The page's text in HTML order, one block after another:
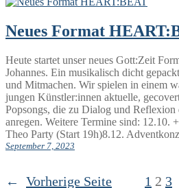
Neues Format
Heute startet unser neues Gott:Zeit
Johannes. Ein musikalisch dicht
und Mitmachen. Wir spielen in einem
jungen Künstler:innen aktuelle,
Popsongs, die zu Dialog und Reflexion
anregen. Weitere Termine sind: 12.10.
Theo Party (Start 19h)8.12.
September 7, 2023
← Vorherige Seite 1 2 3